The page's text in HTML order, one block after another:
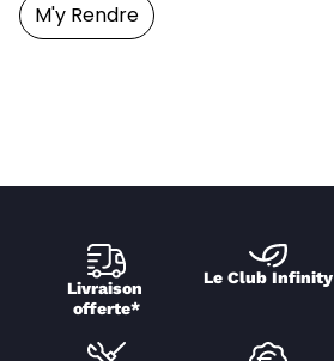
M'y RendrePrendre Un Rendez-Vous
Livraison
offerte*
Le Club Infinity